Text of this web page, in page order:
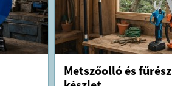
Metszőolló és fűrész